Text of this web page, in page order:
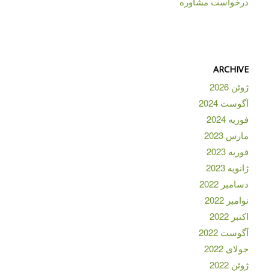
ARCHIVE
ژوئن 2026
آگوست 2024
فوریه 2024
مارس 2023
فوریه 2023
ژانویه 2023
دسامبر 2022
نوامبر 2022
اکتبر 2022
آگوست 2022
جولای 2022
ژوئن 2022